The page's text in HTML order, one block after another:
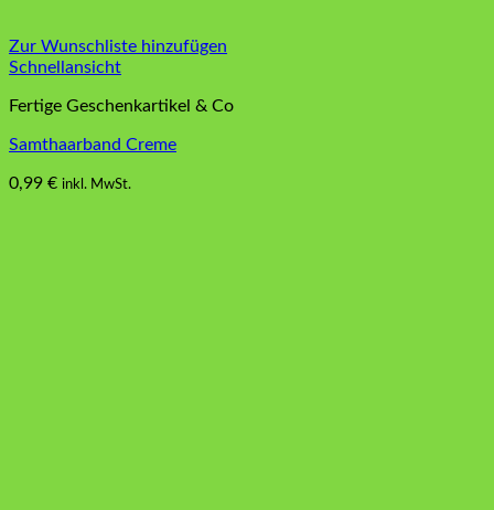
Zur Wunschliste hinzufügen
Schnellansicht
Fertige Geschenkartikel & Co
Samthaarband Creme
0,99 € inkl. MwSt.